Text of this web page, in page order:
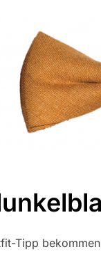
Tipp